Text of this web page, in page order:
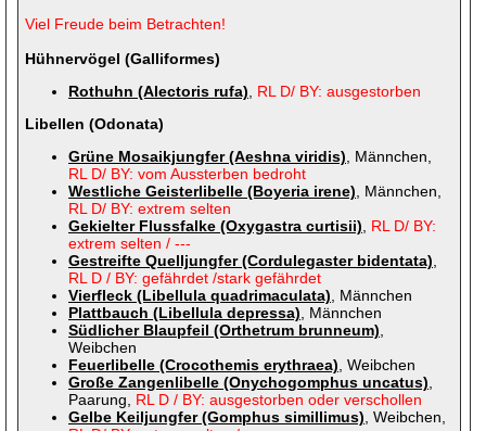
Viel Freude beim Betrachten!
Hühnervögel (Galliformes)
Rothuhn (Alectoris rufa)
RL D/ BY: ausgestorben
Libellen (Odonata)
Grüne Mosaikjungfer (Aeshna viridis) , Männchen,
RL D/ BY: vom Aussterben bedroht
Westliche Geisterlibelle (Boyeria irene) , Männchen,
RL D/ BY: extrem selten
Gekielter Flussfalke (Oxygastra curtisii)
RL D/ BY:
extrem selten / ---
Gestreifte Quelljungfer (Cordulegaster bidentata)
RL D / BY: gefährdet /stark gefährdet
Vierfleck (Libellula quadrimaculata) , Männchen
Plattbauch (Libellula depressa) , Männchen
Südlicher Blaupfeil (Orthetrum brunneum)
Weibchen
Feuerlibelle (Crocothemis erythraea) , Weibchen
Große Zangenlibelle (Onychogomphus uncatus)
Paarung, RL D / BY: ausgestorben oder verschollen
Gelbe Keiljungfer (Gomphus simillimus) , Weibchen,